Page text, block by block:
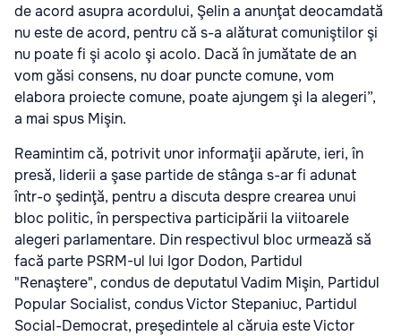
de acord asupra acordului, Şelin a anunţat deocamdată
nu este de acord, pentru că s-a alăturat comuniştilor şi
nu poate fi şi acolo şi acolo. Dacă în jumătate de an
vom găsi consens, nu doar puncte comune, vom
elabora proiecte comune, poate ajungem şi la alegeri”,
a mai spus Mişin.
Reamintim că, potrivit unor informaţii apărute, ieri, în
presă, liderii a şase partide de stânga s-ar fi adunat
într-o şedinţă, pentru a discuta despre crearea unui
bloc politic, în perspectiva participării la viitoarele
alegeri parlamentare. Din respectivul bloc urmează să
facă parte PSRM-ul lui Igor Dodon, Partidul
"Renaştere", condus de deputatul Vadim Mişin, Partidul
Popular Socialist, condus Victor Stepaniuc, Partidul
Social-Democrat, preşedintele al căruia este Victor